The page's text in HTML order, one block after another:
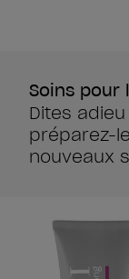
Soins pour
Dites
préparez-
nouveaux